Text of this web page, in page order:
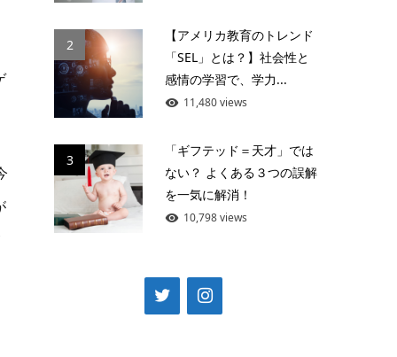
2
【アメリカ教育のトレンド
「SEL」とは？】社会性と
感情の学習で、学力...
11,480 views
3
「ギフテッド＝天才」では
ない？ よくある３つの誤解
を一気に解消！
10,798 views